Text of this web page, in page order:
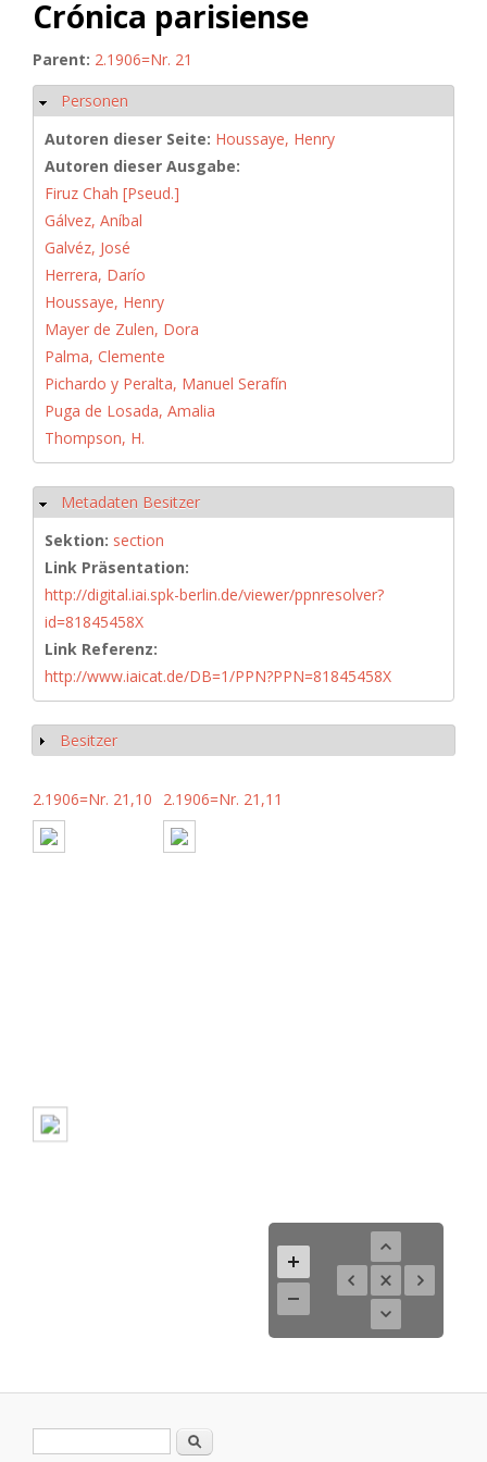
Crónica parisiense
Parent: 2.1906=Nr. 21
Ausblenden
Personen
Autoren dieser Seite: Houssaye, Henry
Autoren dieser Ausgabe:
Firuz Chah [Pseud.]
Gálvez, Aníbal
Galvéz, José
Herrera, Darío
Houssaye, Henry
Mayer de Zulen, Dora
Palma, Clemente
Pichardo y Peralta, Manuel Serafín
Puga de Losada, Amalia
Thompson, H.
Ausblenden
Metadaten Besitzer
Sektion: section
Link Präsentation:
http://digital.iai.spk-berlin.de/viewer/ppnresolver?
id=81845458X
Link Referenz:
http://www.iaicat.de/DB=1/PPN?PPN=81845458X
Anzeigen
Besitzer
2.1906=Nr. 21,10 2.1906=Nr. 21,11
Suche